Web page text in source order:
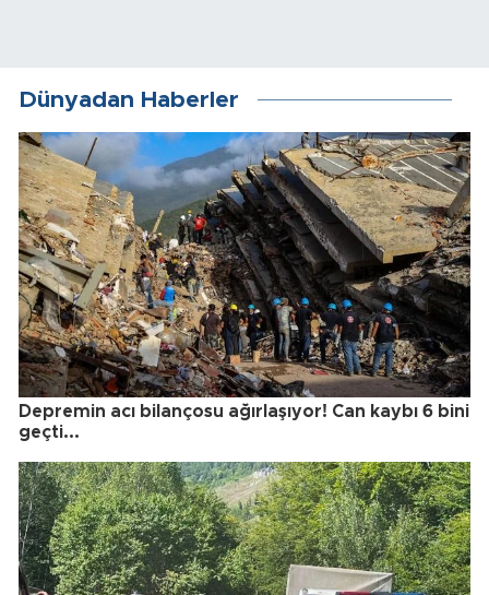
Dünyadan Haberler
Depremin acı bilançosu ağırlaşıyor! Can kaybı 6 bini
geçti...